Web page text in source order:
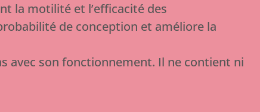
la motilité et l’efficacité des
de conception et améliore la
avec son fonctionnement. Il ne contient ni